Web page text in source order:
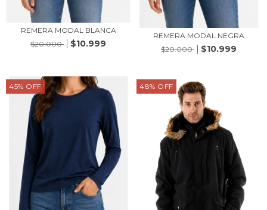
REMERA MODAL BLANCA
$20.000
$10.999
REMERA MODAL NEGRA
$20.000
$10.999
45% OFF 48% OFF